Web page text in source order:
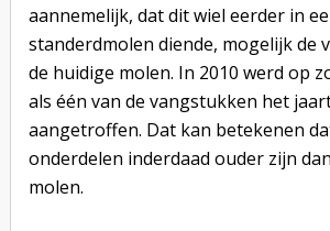
aannemelijk, dat dit wiel eerder in
standerdmolen diende, mogelijk de
de huidige molen. In 2010 werd op
als één van de vangstukken het
aangetroffen. Dat kan betekenen
onderdelen inderdaad ouder zijn
molen.